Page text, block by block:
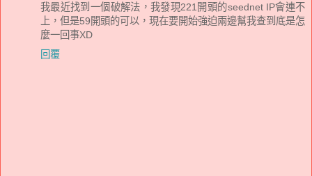
我最近找到一個破解法，我發現221開頭的seednet IP會連不
上，但是59開頭的可以，現在要開始強迫兩邊幫我查到底是怎
麼一回事XD
回覆